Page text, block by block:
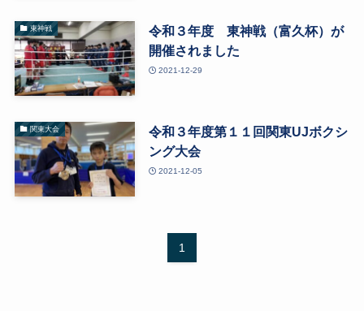
東神戦
令和３年度 東神戦（富久杯）が
開催されました
2021-12-29
関東大会
令和３年度第１１回関東UJボクシ
ング大会
2021-12-05
1